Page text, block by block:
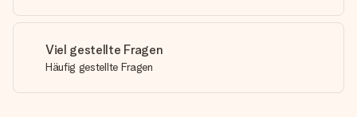
Viel gestellte Fragen
Häufig gestellte Fragen